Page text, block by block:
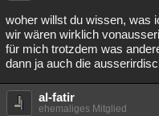
woher willst du wissen, was
wir wären wirklich
für mich trotzdem was
dann ja auch die
al-fatir
ehemaliges Mitglied